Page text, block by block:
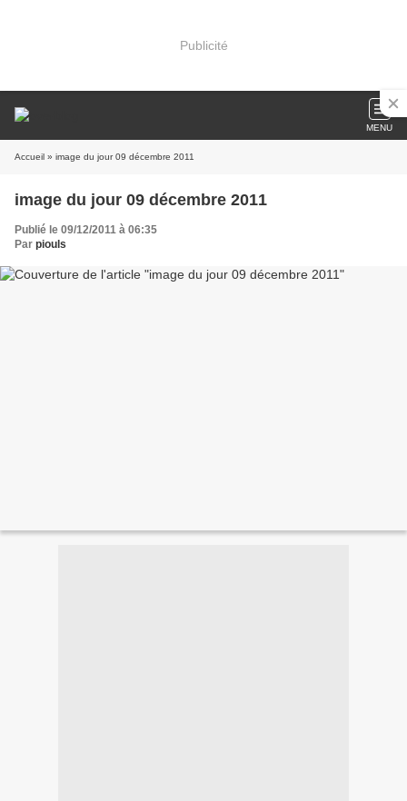
Publicité
MENU
Accueil » image du jour 09 décembre 2011
image du jour 09 décembre 2011
Publié le 09/12/2011 à 06:35
Par piouls